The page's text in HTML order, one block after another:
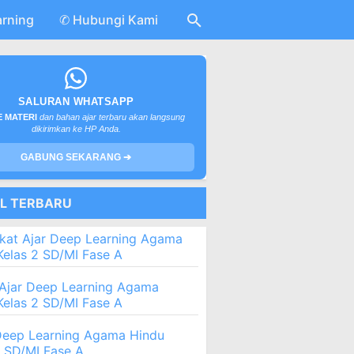
✆ Hubungi Kami
SALURAN WHATSAPP
MATERI dan bahan ajar terbaru akan langsung
dikirimkan ke HP Anda.
GABUNG SEKARANG ➔
TERBARU
Ajar Deep Learning Agama
2 SD/MI Fase A
Deep Learning Agama
2 SD/MI Fase A
Learning Agama Hindu
SD/MI Fase A